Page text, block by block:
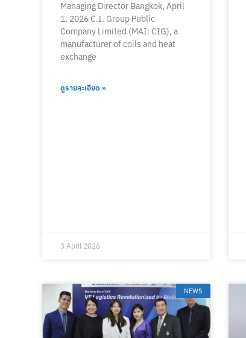
Managing Director Bangkok, April
1, 2026 C.I. Group Public
Company Limited (MAI: CIG), a
manufacturer of coils and heat
exchange
ดูรายละเอียด »
3 April 2026
NEWS